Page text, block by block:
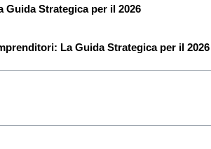
La Guida Strategica per il 2026